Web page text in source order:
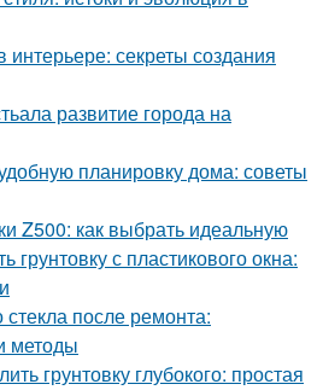
интерьере: секреты создания
развитие города на
планировку дома: советы
Z500: как выбрать идеальную
грунтовку с пластикового окна:
стекла после ремонта:
методы
грунтовку глубокого: простая